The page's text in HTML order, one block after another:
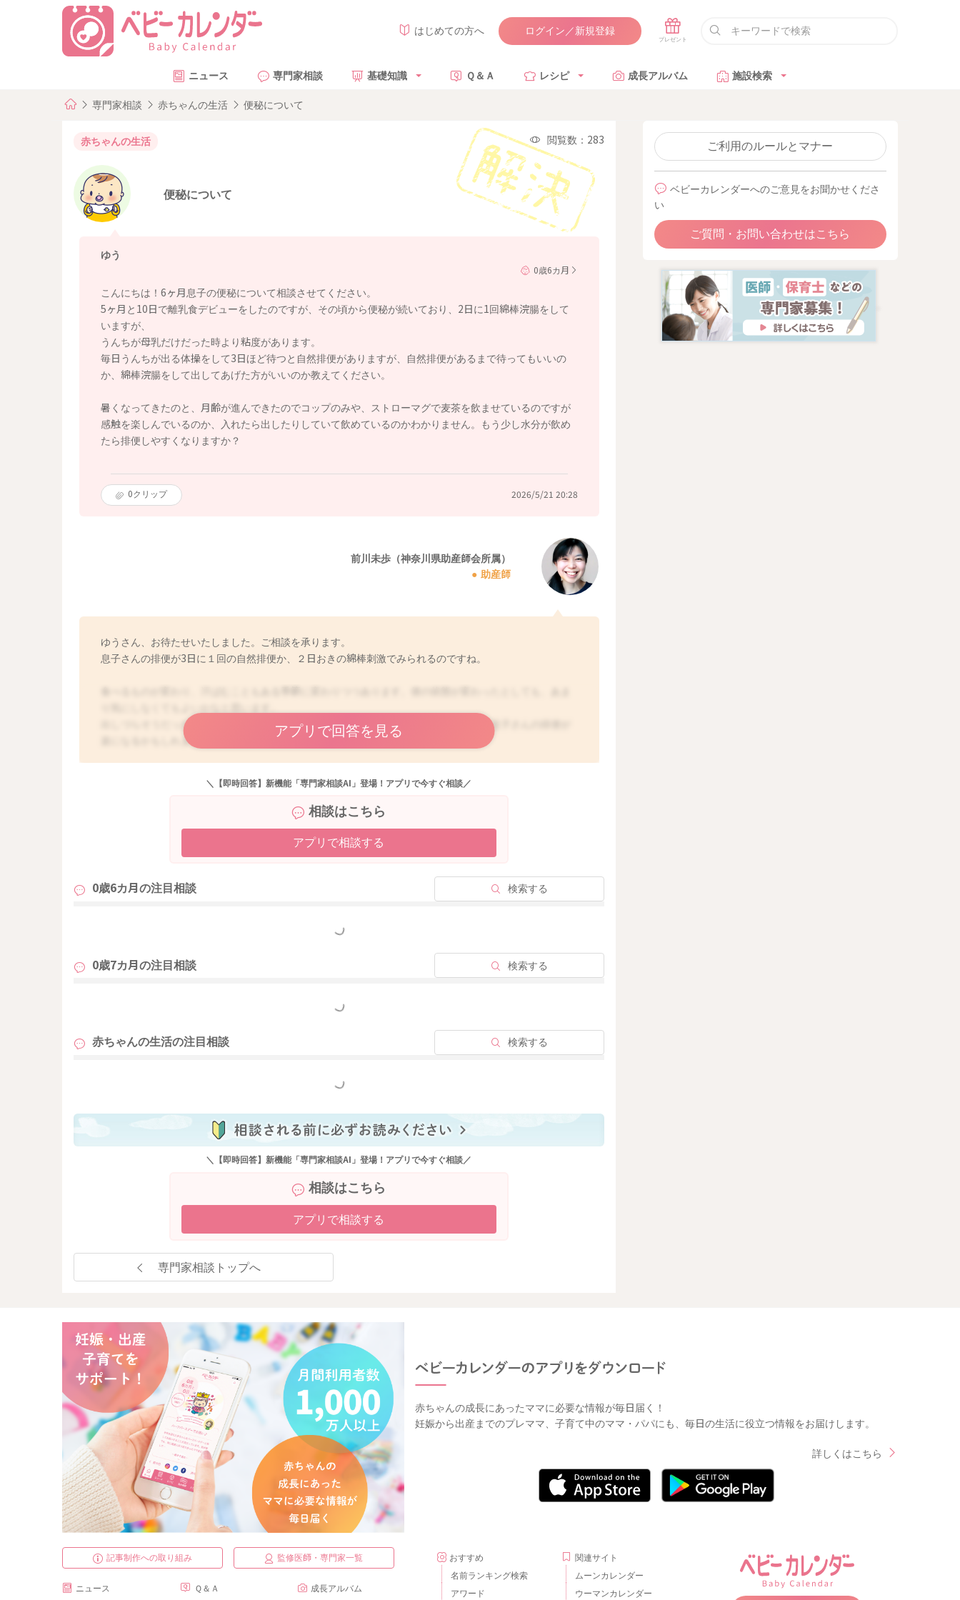
はじめての方へ ログイン／新規登録
ニュース 専門家相談 基礎知識 Ｑ＆Ａ レシピ 成長アルバム 施設検索
専門家相談 赤ちゃんの生活 便秘について
赤ちゃんの生活 閲覧数：283
便秘について
ゆう
0歳6カ月
こんにちは！6ヶ月息子の便秘について相談させてください。
5ヶ月と10日で離乳食デビューをしたのですが、その頃から便秘が続いており、2日に1回綿棒浣腸をして
いますが、
うんちが母乳だけだった時より粘度があります。
毎日うんちが出る体操をして3日ほど待つと自然排便がありますが、自然排便があるまで待ってもいいの
か、綿棒浣腸をして出してあげた方がいいのか教えてください。
暑くなってきたのと、月齢が進んできたのでコップのみや、ストローマグで麦茶を飲ませているのですが
感触を楽しんでいるのか、入れたら出したりしていて飲めているのかわかりません。もう少し水分が飲め
たら排便しやすくなりますか？
0クリップ 2026/5/21 20:28
前川未歩（神奈川県助産師会所属）
助産師
ゆうさん、お待たせいたしました。ご相談を承ります。
息子さんの排便が3日に１回の自然排便か、２日おきの綿棒刺激でみられるのですね。
出しづらそうだったり、排便前の機嫌が良くなさそうな時には、医師にご相談すると、息子さんの排便が
楽になるかもしれません。
ポイントです。それが息子さんのペースと捉えることができます。
違いがなければ、このまま２-３日おきのサポートで息子さんの健康には問題ないと言えます。
便がお腹に留まる時間が長くなると硬くなることもあります。将来的に入園などを計画されている場合に
は、毎日出るほうが安心して登園できます。
小児科医師によっても、見解が異なることもあるようです。何かの折に、ご相談されてみてはいかがでし
マグの練習を始められたのですね。今は飲み物とおもちゃの違いに気がつかないかも知れません。これか
飲めるようになったら、便の状態も変化があると思います。引き続き、見守っていただければと思いま
アプリで回答を見る
＼【即時回答】新機能「専門家相談AI」登場！アプリで今すぐ相談／
相談はこちら
アプリで相談する
0歳6カ月の注目相談 検索する
もっと見る
0歳7カ月の注目相談 検索する
もっと見る
赤ちゃんの生活の注目相談 検索する
もっと見る
＼【即時回答】新機能「専門家相談AI」登場！アプリで今すぐ相談／
相談はこちら
アプリで相談する
専門家相談トップへ
ご利用のルールとマナー
ベビーカレンダーへのご意見をお聞かせくださ
い
ご質問・お問い合わせはこちら
赤ちゃんの成長にあったママに必要な情報が毎日届く！
妊娠から出産までのプレママ、子育て中のママ・パパにも、毎日の生活に役立つ情報をお届けします。
詳しくはこちら
記事制作への取り組み 監修医師・専門家一覧
ニュース Ｑ＆Ａ 成長アルバム
おすすめ
名前ランキング検索
アワード
関連サイト
ムーンカレンダー
ウーマンカレンダー